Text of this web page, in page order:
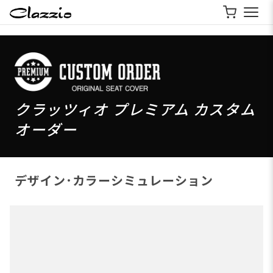
クラッツィオ プレミアム カスタム
オーダー
デザイン･カラーシミュレーション